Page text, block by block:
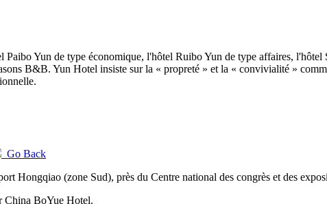
Yun de type économique, l'hôtel Ruibo Yun de type affaires,
B&B. Yun Hotel insiste sur la « propreté » et la « convivialité »
Go Back
Hongqiao (zone Sud), près du Centre national des congrès et des
BoYue Hotel.